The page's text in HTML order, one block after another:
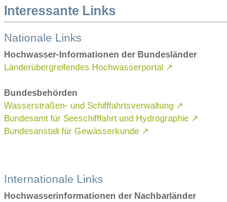
Interessante Links
Nationale Links
Hochwasser-Informationen der Bundesländer
Länderübergreifendes Hochwasserportal ↗
Bundesbehörden
Wasserstraßen- und Schifffahrtsverwaltung ↗
Bundesamt für Seeschifffahrt und Hydrographie ↗
Bundesanstalt für Gewässerkunde ↗
Internationale Links
Hochwasserinformationen der Nachbarländer